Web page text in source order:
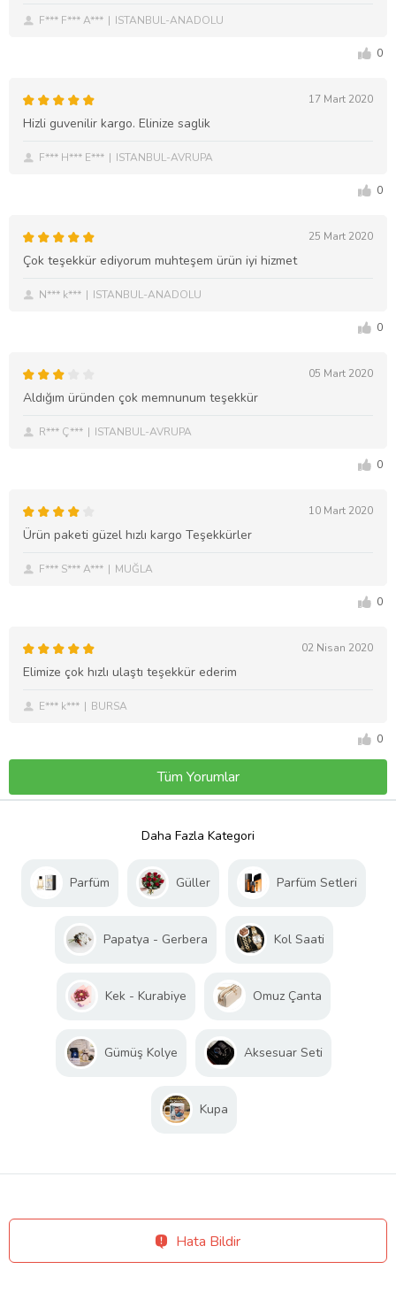
F*** F*** A*** ISTANBUL-ANADOLU
0
17 Mart 2020
Hizli guvenilir kargo. Elinize saglik
F*** H*** E*** ISTANBUL-AVRUPA
0
25 Mart 2020
Çok teşekkür ediyorum muhteşem ürün iyi hizmet
N*** k*** ISTANBUL-ANADOLU
0
05 Mart 2020
Aldığım üründen çok memnunum teşekkür
R*** Ç*** ISTANBUL-AVRUPA
0
10 Mart 2020
Ürün paketi güzel hızlı kargo Teşekkürler
F*** S*** A*** MUĞLA
0
02 Nisan 2020
Elimize çok hızlı ulaştı teşekkür ederim
E*** k*** BURSA
0
Tüm Yorumlar
Daha Fazla Kategori
Parfüm Güller Parfüm Setleri
Papatya - Gerbera Kol Saati
Kek - Kurabiye Omuz Çanta
Gümüş Kolye Aksesuar Seti
Kupa
Hata Bildir